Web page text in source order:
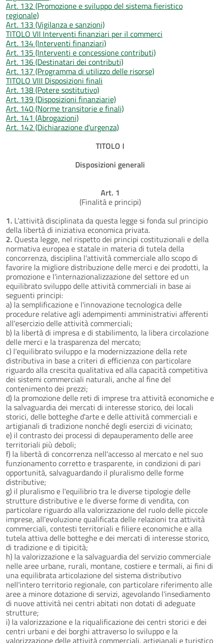
Art. 132 (Promozione e sviluppo del sistema fieristico
regionale)
Art. 133 (Vigilanza e sanzioni)
TITOLO VII Interventi finanziari per il commerci
Art. 134 (Interventi finanziari)
Art. 135 (Interventi e concessione contributi)
Art. 136 (Destinatari dei contributi)
Art. 137 (Programma di utilizzo delle risorse)
TITOLO VIII Disposizioni finali
Art. 138 (Potere sostitutivo)
Art. 139 (Disposizioni finanziarie)
Art. 140 (Norme transitorie e finali)
Art. 141 (Abrogazioni)
Art. 142 (Dichiarazione d'urgenza)
TITOLO I
Disposizioni generali
Art. 1
(Finalità e principi)
1. L'attività disciplinata da questa legge si fonda sul principio
della libertà di iniziativa economica privata.
2. Questa legge, nel rispetto dei principi costituzionali e della
normativa europea e statale in materia di tutela della
concorrenza, disciplina l'attività commerciale allo scopo di
favorire la migliore distribuzione delle merci e dei prodotti, la
promozione e l'internazionalizzazione del settore ed un
equilibrato sviluppo delle attività commerciali in base ai
seguenti principi:
a) la semplificazione e l'innovazione tecnologica delle
procedure relative agli adempimenti amministrativi afferenti
all'esercizio delle attività commerciali;
b) la libertà di impresa e di stabilimento, la libera circolazione
delle merci e la trasparenza del mercato;
c) l'equilibrato sviluppo e la modernizzazione della rete
distributiva in base a criteri di efficienza con particolare
riguardo alla crescita qualitativa ed alla capacità competitiva
dei sistemi commerciali naturali, anche al fine del
contenimento dei prezzi;
d) la promozione delle reti di imprese tra attività economiche e
la salvaguardia dei mercati di interesse storico, dei locali
storici, delle botteghe d'arte e delle attività commerciali e
artigianali di tradizione nonché degli esercizi di vicinato;
e) il contrasto dei processi di depauperamento delle aree
territoriali più deboli;
f) la libertà di concorrenza nell'accesso al mercato e nel suo
funzionamento corretto e trasparente, in condizioni di pari
opportunità, salvaguardando il pluralismo delle forme
distributive;
g) il pluralismo e l'equilibrio tra le diverse tipologie delle
strutture distributive e le diverse forme di vendita, con
particolare riguardo alla valorizzazione del ruolo delle piccole
imprese, all'evoluzione qualificata delle relazioni tra attività
commerciali, contesti territoriali e filiere economiche e alla
tutela attiva delle botteghe e dei mercati di interesse storico,
di tradizione e di tipicità;
h) la valorizzazione e la salvaguardia del servizio commerciale
nelle aree urbane, rurali, montane, costiere e termali, ai fini di
una equilibrata articolazione del sistema distributivo
nell'intero territorio regionale, con particolare riferimento alle
aree a minore dotazione di servizi, agevolando l'insediamento
di nuove attività nei centri abitati non dotati di adeguate
strutture;
i) la valorizzazione e la riqualificazione dei centri storici e dei
centri urbani e dei borghi attraverso lo sviluppo e la
valorizzazione delle attività commerciali, artigianali e turistico